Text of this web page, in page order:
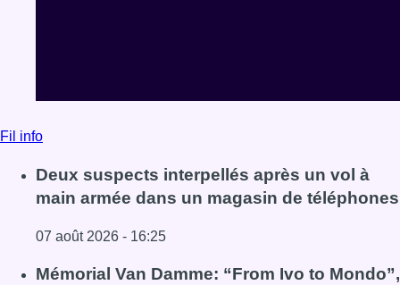
Fil info
Deux suspects interpellés après un vol à
main armée dans un magasin de téléphones
07 août 2026 - 16:25
Lire l'article Deux suspects interpellés après un vol à
Mémorial Van Damme: “From Ivo to Mondo”,